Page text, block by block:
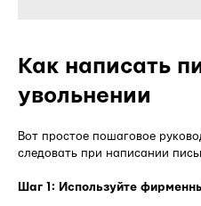
Как написать
увольнении
Вот простое пошаговое
следовать при написании
Шаг 1: Используйте